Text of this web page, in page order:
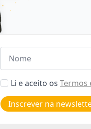
Nome
Aceitar
de
privacidade
Li e aceito os Termos
Inscrever na